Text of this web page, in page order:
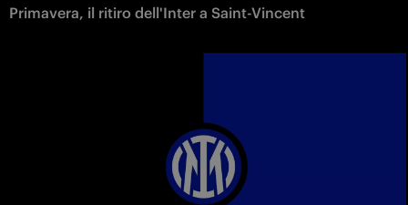
Primavera, il ritiro dell'Inter a Saint-Vincent